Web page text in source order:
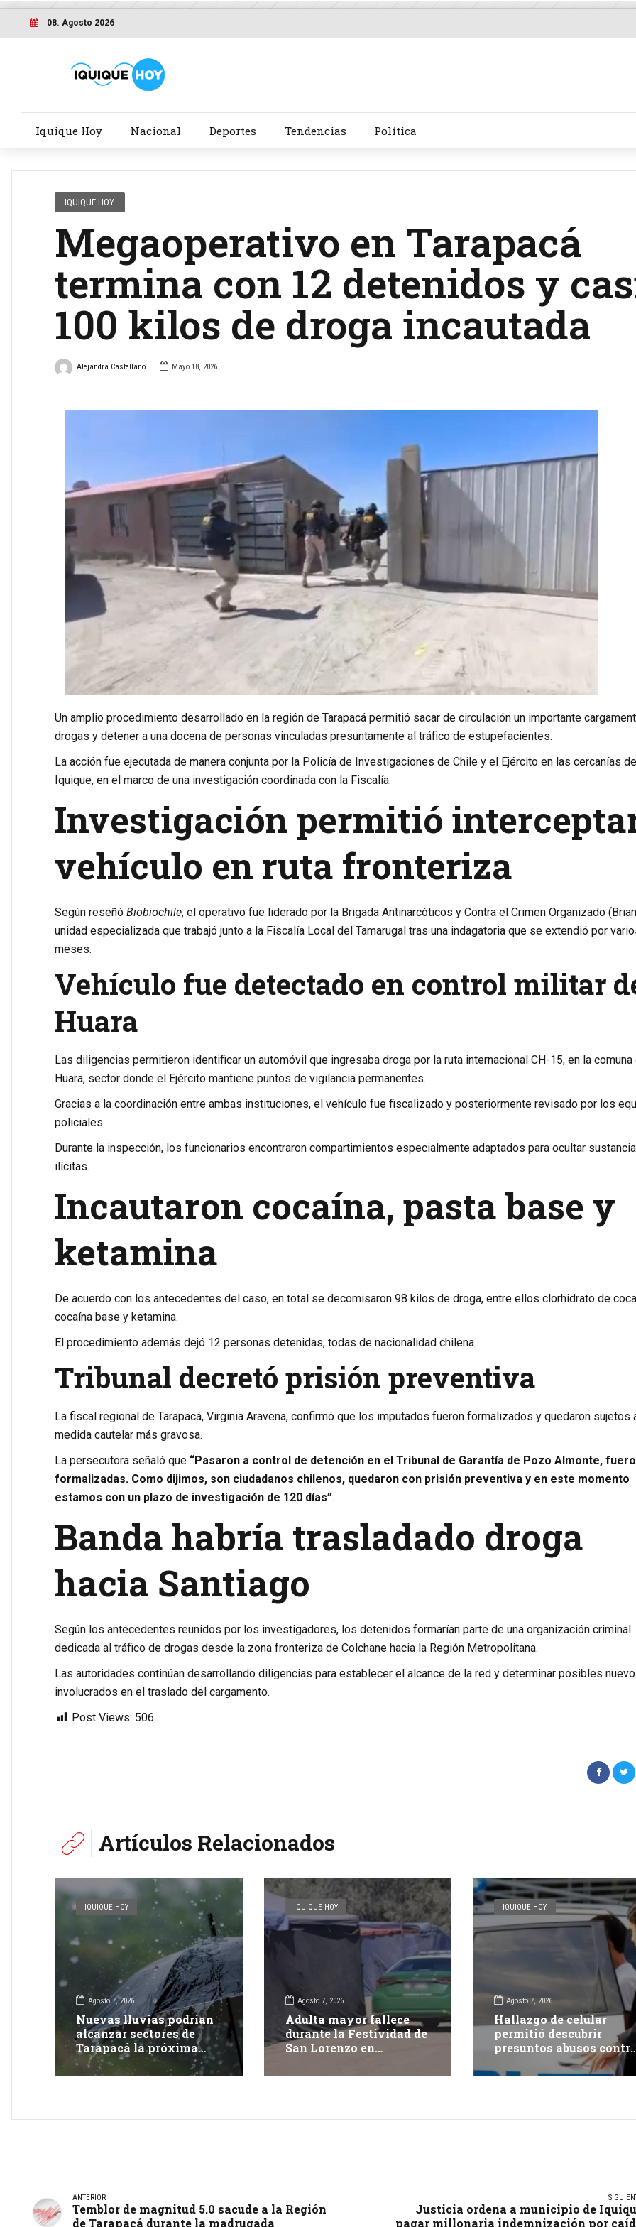
08. Agosto 2026
Iquique Hoy Nacional Deportes Tendencias Política
IQUIQUE HOY
Megaoperativo en Tarapacá
termina con 12 detenidos y
100 kilos de droga incautada
Alejandra Castellano Mayo 18, 2026
Un amplio procedimiento desarrollado en la región de Tarapacá permitió sacar de circulación un importante
drogas y detener a una docena de personas vinculadas presuntamente al tráfico de estupefacientes.
La acción fue ejecutada de manera conjunta por la Policía de Investigaciones de Chile y el Ejército en las cercanías de
Iquique, en el marco de una investigación coordinada con la Fiscalía.
Investigación permitió
vehículo en ruta fronteriza
Según reseñó Biobiochile, el operativo fue liderado por la Brigada Antinarcóticos y Contra el Crimen Organizado
unidad especializada que trabajó junto a la Fiscalía Local del Tamarugal tras una indagatoria que se extendió por
meses.
Vehículo fue detectado en control militar
Huara
Las diligencias permitieron identificar un automóvil que ingresaba droga por la ruta internacional CH-15, en la comuna
Huara, sector donde el Ejército mantiene puntos de vigilancia permanentes.
Gracias a la coordinación entre ambas instituciones, el vehículo fue fiscalizado y posteriormente revisado por los
policiales.
Durante la inspección, los funcionarios encontraron compartimientos especialmente adaptados para ocultar
ilícitas.
Incautaron cocaína, pasta base y
ketamina
De acuerdo con los antecedentes del caso, en total se decomisaron 98 kilos de droga, entre ellos clorhidrato de
cocaína base y ketamina.
El procedimiento además dejó 12 personas detenidas, todas de nacionalidad chilena.
Tribunal decretó prisión preventiva
La fiscal regional de Tarapacá, Virginia Aravena, confirmó que los imputados fueron formalizados y quedaron sujetos
medida cautelar más gravosa.
La persecutora señaló que “Pasaron a control de detención en el Tribunal de Garantía de Pozo Almonte,
formalizadas. Como dijimos, son ciudadanos chilenos, quedaron con prisión preventiva y en este momento
estamos con un plazo de investigación de 120 días”.
Banda habría trasladado droga
hacia Santiago
Según los antecedentes reunidos por los investigadores, los detenidos formarían parte de una organización criminal
dedicada al tráfico de drogas desde la zona fronteriza de Colchane hacia la Región Metropolitana.
Las autoridades continúan desarrollando diligencias para establecer el alcance de la red y determinar posibles
involucrados en el traslado del cargamento.
Post Views: 506
Artículos Relacionados
IQUIQUE HOY
Agosto 7, 2026
Nuevas lluvias podrían
alcanzar sectores de
Tarapacá la próxima
semana
IQUIQUE HOY
Agosto 7, 2026
Adulta mayor fallece
durante la Festividad de
San Lorenzo en
IQUIQUE HOY
Agosto 7, 2026
Hallazgo de celular
permitió descubrir
presuntos abusos
adolescente: dos
fueron detenidos
ANTERIOR
Temblor de magnitud 5.0 sacude a la Región
de Tarapacá durante la madrugada
Justicia ordena a municipio de
pagar millonaria indemnización por